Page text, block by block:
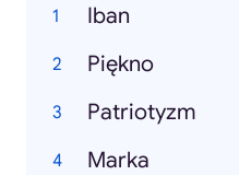
Iban
Piękno
Patriotyzm
Marka